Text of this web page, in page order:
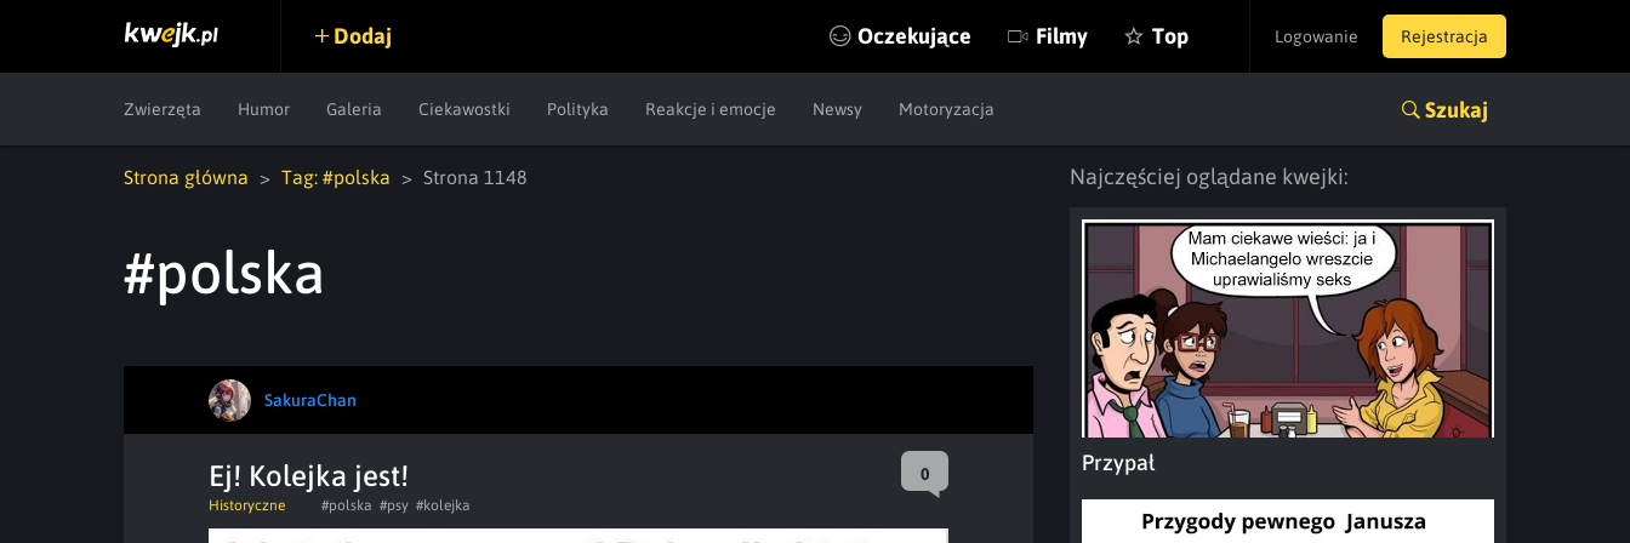
Logowanie Rejestracja
Dodaj Oczekujące Filmy Top
Zwierzęta Humor Galeria Ciekawostki Polityka Reakcje i emocje Newsy Motoryzacja Szukaj
Strona główna Tag: #polska Strona 1148
#polska
SakuraChan
Ej! Kolejka jest! 0
Historyczne #polska #psy #kolejka
Najczęściej oglądane kwejki:
Przypał